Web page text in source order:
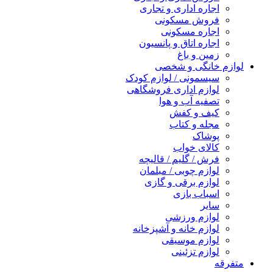
اجاره اداری و تجاری
فروش مسکونی
اجاره مسکونی
اجاره اتاق و پانسیون
زمین و باغ
لوازم خانگی و شخصی
سیسمونی / لوازم کودک
لوازم اداری فروشگاهی
تصفیه آب و هوا
کیف و کفش
مجله و کتاب
پوشاک
کالای خواب
فرش / گلیم / قالیچه
لوازم چوبی / مبلمان
لوازم برقی و گازی
اسباب بازی
سایر
لوازم ورزشی
لوازم خانه و آشپزخانه
لوازم موسیقی
لوازم تزئینی
متفرقه